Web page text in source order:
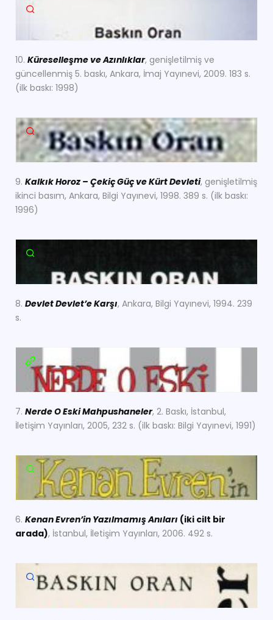
10. Küreselleşme ve Azınlıklar, genişletilmiş ve
güncellenmiş 5. baskı, Ankara, İmaj Yayınevi, 2009. 183 s.
(ilk baskı: 1998)
9. Kalkık Horoz – Çekiç Güç ve Kürt Devleti, genişletilmiş
ikinci basım, Ankara, Bilgi Yayınevi, 1998. 389 s. (ilk baskı:
1996)
8. Devlet Devlet’e Karşı, Ankara, Bilgi Yayınevi, 1994. 239
s.
7. Nerde O Eski Mahpushaneler, 2. Baskı, İstanbul,
İletişim Yayınları, 2005, 232 s. (ilk baskı: Bilgi Yayınevi, 1991)
6. Kenan Evren’in Yazılmamış Anıları (iki cilt bir
arada), İstanbul, İletişim Yayınları, 2006. 492 s.